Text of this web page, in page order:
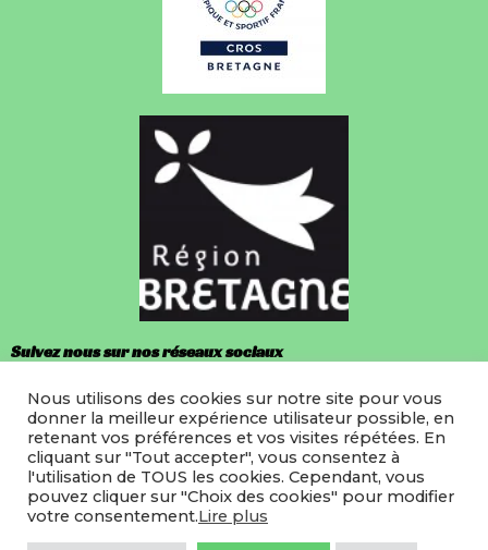
Suivez nous sur nos réseaux sociaux
Facebook
Instagram
©2022 LMRB
Nous utilisons des cookies sur notre site pour vous
donner la meilleur expérience utilisateur possible, en
retenant vos préférences et vos visites répétées. En
cliquant sur "Tout accepter", vous consentez à
l'utilisation de TOUS les cookies. Cependant, vous
pouvez cliquer sur "Choix des cookies" pour modifier
votre consentement.Lire plus